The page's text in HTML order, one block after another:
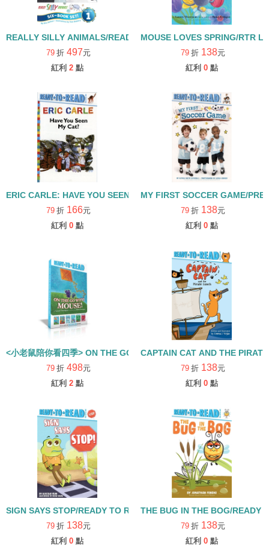
REALLY SILLY ANIMALS/READY TO READ SET/PRE LEVEL 1
79 折 497元
紅利 2 點
MOUSE LOVES SPRING/RTR L1
79 折 138元
紅利 0 點
ERIC CARLE: HAVE YOU SEEN MY CAT? /PRE-L1
79 折 166元
紅利 0 點
MY FIRST SOCCER GAME/
79 折 138元
紅利 0 點
<小老鼠陪你看四季> ON THE GO WITH MOUSE PRE1/READY TO
79 折 498元
紅利 2 點
CAPTAIN CAT AND THE
79 折 138元
紅利 0 點
SIGN SAYS STOP/READY TO READ/PRE LEVEL 1
79 折 138元
紅利 0 點
THE BUG IN THE BOG/READY
79 折 138元
紅利 0 點